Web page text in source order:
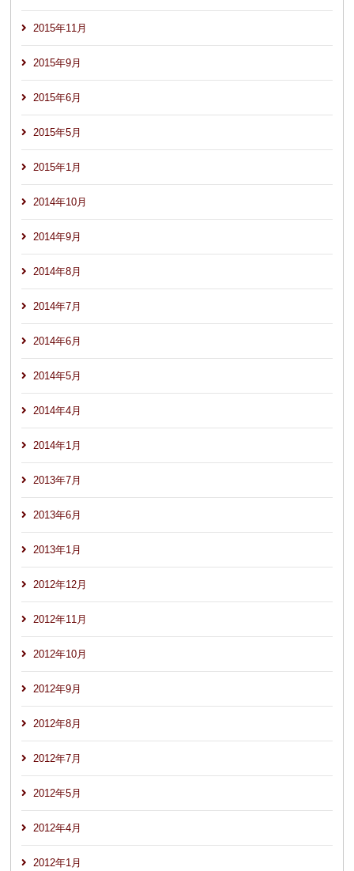
2015年11月
2015年9月
2015年6月
2015年5月
2015年1月
2014年10月
2014年9月
2014年8月
2014年7月
2014年6月
2014年5月
2014年4月
2014年1月
2013年7月
2013年6月
2013年1月
2012年12月
2012年11月
2012年10月
2012年9月
2012年8月
2012年7月
2012年5月
2012年4月
2012年1月